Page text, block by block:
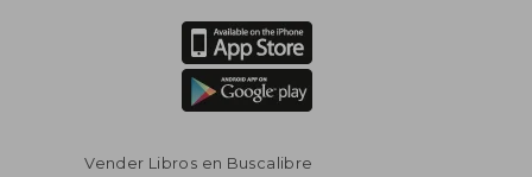
Vender Libros en Buscalibre